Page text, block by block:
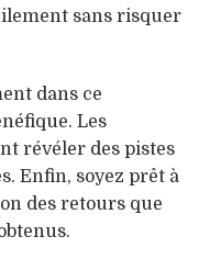
sans risquer
dans ce
Les
révéler des pistes
Enfin, soyez prêt à
des retours que